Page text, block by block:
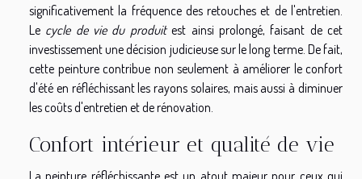
significativement la fréquence des retouches et de l'entretien.
Le cycle de vie du produitest ainsi prolongé, faisant de cet
investissement une décision judicieuse sur le long terme. De fait,
cette peinture contribue non seulement à améliorer le confort
d'été en réfléchissant les rayons solaires, mais aussi à diminuer
les coûts d'entretien et de rénovation.
Confort intérieur et qualité de vie
La peinture réfléchissante est un atout majeur pour ceux qui